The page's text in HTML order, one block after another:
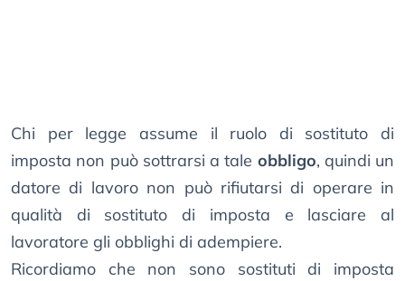
Chi per legge assume il ruolo di sostituto di
imposta non può sottrarsi a tale obbligo, quindi un
datore di lavoro non può rifiutarsi di operare in
qualità di sostituto di imposta e lasciare al
lavoratore gli obblighi di adempiere.
Ricordiamo che non sono sostituti di imposta